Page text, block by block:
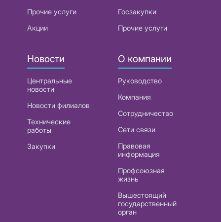
Прочие услуги
Акции
Госзакупки
Прочие услуги
Новости
Центральные
новости
Новости филиалов
Технические
работы
Закупки
О компании
Руководство
Компания
Сотрудничество
Сети связи
Правовая
информация
Профсоюзная
жизнь
Вышестоящий
государственный
орган